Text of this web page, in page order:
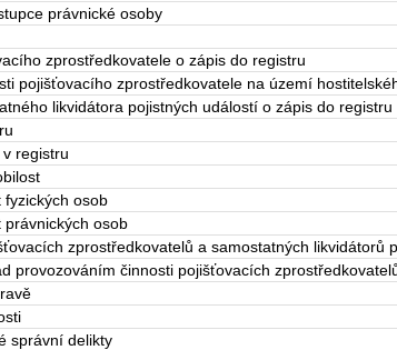
právnické osoby
zprostředkovatele o zápis do registru
pojišťovacího zprostředkovatele na území
likvidátora pojistných událostí o zápis do registru
registru
fyzických osob
právnických osob
zprostředkovatelů a samostatných likvidátorů
provozováním činnosti pojišťovacích
správní delikty